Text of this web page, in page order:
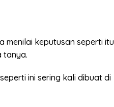
menilai keputusan seperti itu
tanya.
ini sering kali dibuat di